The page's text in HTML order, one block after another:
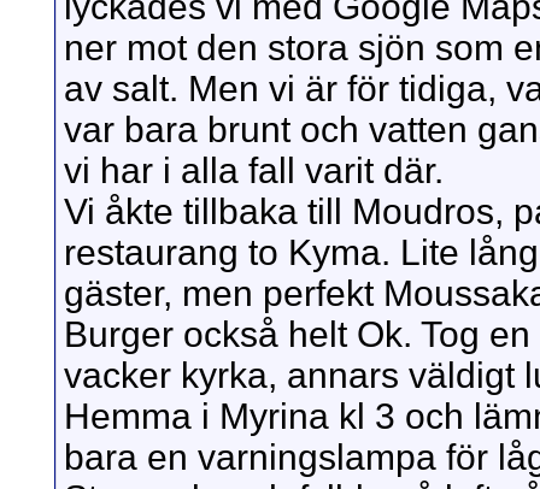
ner mot den stora sjön som
av salt. Men vi är för tidiga,
var bara brunt och vatten
vi har i alla fall varit där.
Vi åkte tillbaka till Moudros,
restaurang to Kyma. Lite
gäster, men perfekt
Burger också helt Ok. Tog
vacker kyrka, annars väldigt
Hemma i Myrina kl 3 och
bara en varningslampa för